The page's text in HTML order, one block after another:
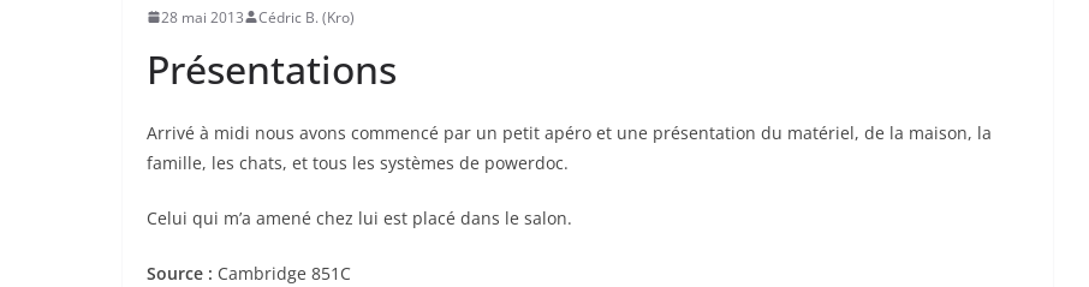
28 mai 2013 Cédric B. (Kro)
Présentations
Arrivé à midi nous avons commencé par un petit apéro et une présentation du matériel, de la maison, la
famille, les chats, et tous les systèmes de powerdoc.
Celui qui m’a amené chez lui est placé dans le salon.
Source : Cambridge 851C